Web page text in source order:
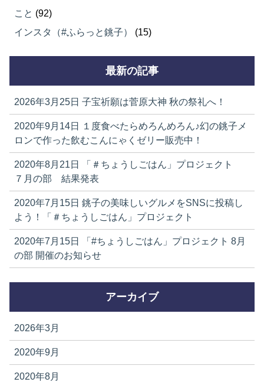
こと (92)
インスタ（#ふらっと銚子）
(15)
最新の記事
2026年3月25日 子宝祈願は菅原大神 秋の祭礼へ！
2020年9月14日
１度食べたらめろんめろん♪幻の銚子メ
ロンで作った飲むこんにゃくゼリー販売中！
2020年8月21日
「＃ちょうしごはん」プロジェクト
７月の部 結果発表
2020年7月15日 銚子の美味しいグルメをSNSに投稿し
よう！「＃ちょうしごはん」プロジェクト
2020年7月15日
「#ちょうしごはん」プロジェクト 8月
の部 開催のお知らせ
アーカイブ
2026年3月
2020年9月
2020年8月